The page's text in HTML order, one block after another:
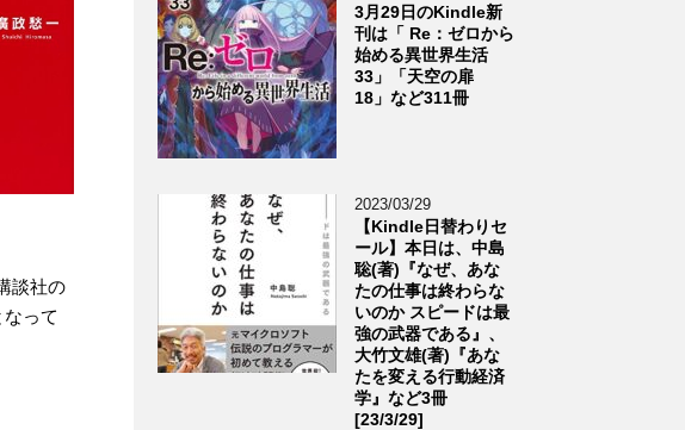
談社の
って
3月29日のKindle新
刊は「 Re：ゼロから
始める異世界生活
33」「天空の扉
18」など311冊
2023/03/29
【Kindle日替わりセ
ール】本日は、中島
聡(著)『なぜ、あな
たの仕事は終わらな
いのか スピードは最
強の武器である』、
大竹文雄(著)『あな
たを変える行動経済
学』など3冊
[23/3/29]